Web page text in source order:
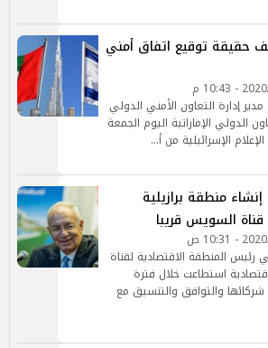
حقيقة توقيع اتفاق أمني
إدارة التعاون الأمني الدولي
الدولي الإماراتية اليوم الجمعة
الإسرائيلية من أ…
منطقة برازيلية
السويس قريبا
المنطقة الاقتصادية لقناة
استطاعت خلال فترة
شركائها والتوافق والتنسيق مع